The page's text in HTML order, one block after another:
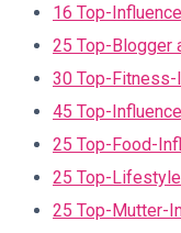
16 Top-
25 Top-Blogger
30 Top-Fitness-
45 Top-
25 Top-Food-
25 Top-
25 Top-Mutter-